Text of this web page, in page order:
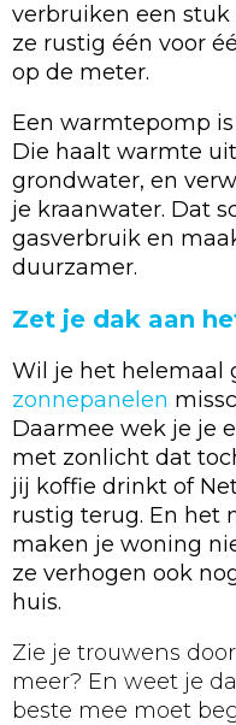
verbruiken een stuk
ze rustig één voor
op de meter.
Een warmtepomp
Die haalt warmte
grondwater, en
je kraanwater. Dat
gasverbruik en
duurzamer.
Zet je dak aan
Wil je het helemaal
zonnepanelen
Daarmee wek je je
met zonlicht dat
jij koffie drinkt of
rustig terug. En het
maken je woning
ze verhogen ook
huis.
Zie je trouwens
meer? En weet je
beste mee moet